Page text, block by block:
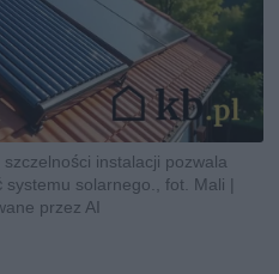
instalacji pozwala
solarnego., fot. Mali |
przez AI